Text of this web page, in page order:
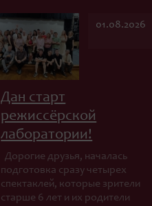
01.08.2026
Дан старт
режиссёрской
лаборатории!
Дорогие друзья, началась
подготовка сразу четырех
спектаклей, которые зрители
старше 6 лет и их родители